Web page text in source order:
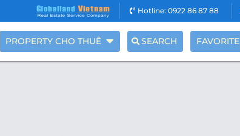
Hotline: 0922 86 87 88
PROPERTY CHO THUÊ SEARCH FAVORITE